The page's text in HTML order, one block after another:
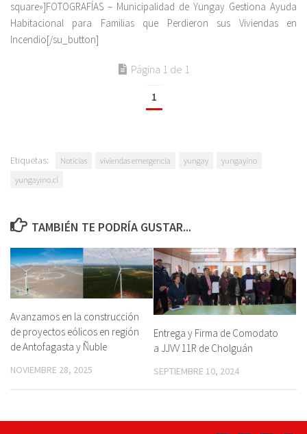
square»]FOTOGRAFÍAS – Municipalidad de Yungay Gestiona Ayuda
Habitacional para Familias que Perdieron sus Viviendas en
Incendio[/su_button]
Página 1 de 1
1
Etiquetas: Noticias viviendas emergencia yungay
yungayino
yungayino.cl
TAMBIÉN TE PODRÍA GUSTAR...
Avanzamos en la construcción
de proyectos eólicos en región
de Antofagasta y Ñuble
NOVIEMBRE 28, 2025
Entrega y Firma de Comodato
a JJVV 11R de Cholguán
SEPTIEMBRE 10, 2024